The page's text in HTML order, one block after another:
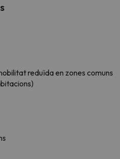
reduïda en zones comuns